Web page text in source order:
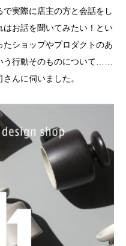
実際に店主の方と会話をし
お話を聞いてみたい！とい
ショップやプロダクトのあ
う行動そのものについて……
んに伺いました。